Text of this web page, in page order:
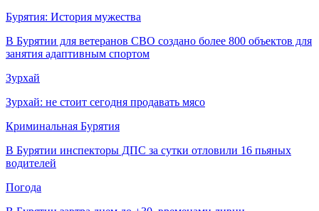
Бурятия: История мужества
В Бурятии для ветеранов СВО создано более 800 объектов для
занятия адаптивным спортом
Зурхай
Зурхай: не стоит сегодня продавать мясо
Криминальная Бурятия
В Бурятии инспекторы ДПС за сутки отловили 16 пьяных
водителей
Погода